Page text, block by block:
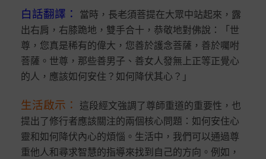
白話翻譯 ： 當時，長老須菩提在大眾中站起來，露
出右肩，右膝跪地，雙手合十，恭敬地對佛說：「世
尊，您真是稀有的偉大，您善於護念菩薩，善於囑咐
菩薩。世尊，那些善男子、善女人發無上正等正覺心
的人，應該如何安住？如何降伏其心？」
生活啟示 ： 這段經文強調了尊師重道的重要性，也
提出了修行者應該關注的兩個核心問題：如何安住心
靈和如何降伏內心的煩惱。生活中，我們可以通過尊
重他人和尋求智慧的指導來找到自己的方向。例如，